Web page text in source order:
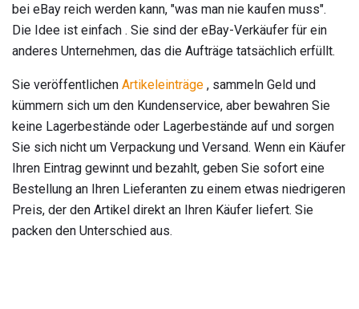
bei eBay reich werden kann, "was man nie kaufen muss".
Die Idee ist einfach . Sie sind der eBay-Verkäufer für ein
anderes Unternehmen, das die Aufträge tatsächlich erfüllt.
Sie veröffentlichen Artikeleinträge , sammeln Geld und
kümmern sich um den Kundenservice, aber bewahren Sie
keine Lagerbestände oder Lagerbestände auf und sorgen
Sie sich nicht um Verpackung und Versand. Wenn ein Käufer
Ihren Eintrag gewinnt und bezahlt, geben Sie sofort eine
Bestellung an Ihren Lieferanten zu einem etwas niedrigeren
Preis, der den Artikel direkt an Ihren Käufer liefert. Sie
packen den Unterschied aus.